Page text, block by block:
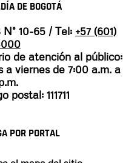
DE BOGOTÁ
N° 10-65 / Tel: +57 (601)
de atención al público:
a viernes de 7:00 a.m. a
postal: 111711
POR PORTAL